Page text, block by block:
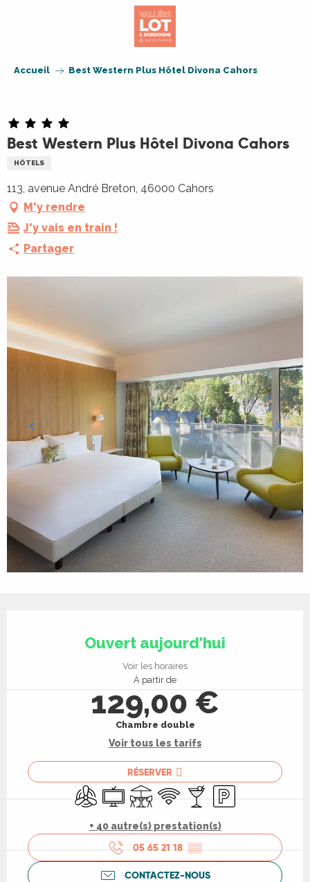
Accueil Best Western Plus Hôtel Divona Cahors
Best Western Plus Hôtel Divona Cahors
HÔTELS
113, avenue André Breton, 46000 Cahors
M'y rendre
J'y vais en train !
Partager
Ouvert aujourd'hui
Voir les horaires
À partir de
129,00 €
Chambre double
Voir tous les tarifs
RÉSERVER
Air conditionné
TélévisionTerrasse
WiFi Bar / Buvette
Parking
+ 40 autre(s) prestation(s)
05 65 21 18 ▒▒
CONTACTEZ-NOUS